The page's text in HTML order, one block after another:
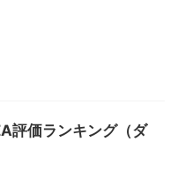
評価ランキング（ダ